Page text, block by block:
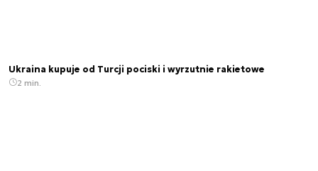
Ukraina kupuje od Turcji pociski i wyrzutnie rakietowe
2 min.